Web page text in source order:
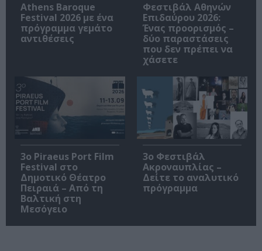
Athens Baroque
Festival 2026 με ένα
πρόγραμμα γεμάτο
αντιθέσεις
Φεστιβάλ Αθηνών
Επιδαύρου 2026:
Ένας προορισμός –
δύο παραστάσεις
που δεν πρέπει να
χάσετε
3o Piraeus Port Film
Festival στο
Δημοτικό Θέατρο
Πειραιά – Από τη
Βαλτική στη
Μεσόγειο
3ο Φεστιβάλ
Ακροναυπλίας –
Δείτε το αναλυτικό
πρόγραμμα